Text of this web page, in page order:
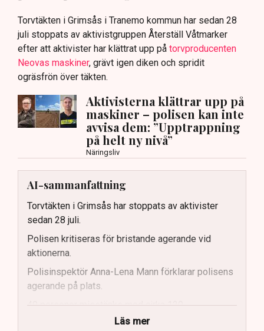
Torvtäkten i Grimsås i Tranemo kommun har sedan 28
juli stoppats av aktivistgruppen Återställ Våtmarker
efter att aktivister har klättrat upp på torvproducenten
Neovas maskiner, grävt igen diken och spridit
ogräsfrön över täkten.
Aktivisterna klättrar upp på
maskiner – polisen kan inte
avvisa dem: ”Upptrappning
på helt ny nivå”
Näringsliv
AI-sammanfattning
Torvtäkten i Grimsås har stoppats av aktivister
sedan 28 juli.
Polisen kritiseras för bristande agerande vid
aktionerna.
Polisinspektör Anna-Lena Mann förklarar polisens
agerande på plats.
40 personer misstänks med cirka 120
brottsmisstankar kopplade.
Läs mer